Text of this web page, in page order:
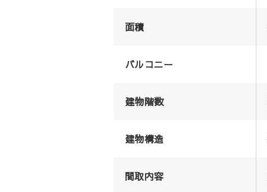
面積
バルコニー
建物階数
建物構造
間取内容